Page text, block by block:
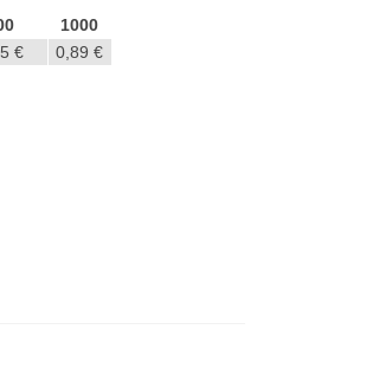
1000
€ 0,89 €